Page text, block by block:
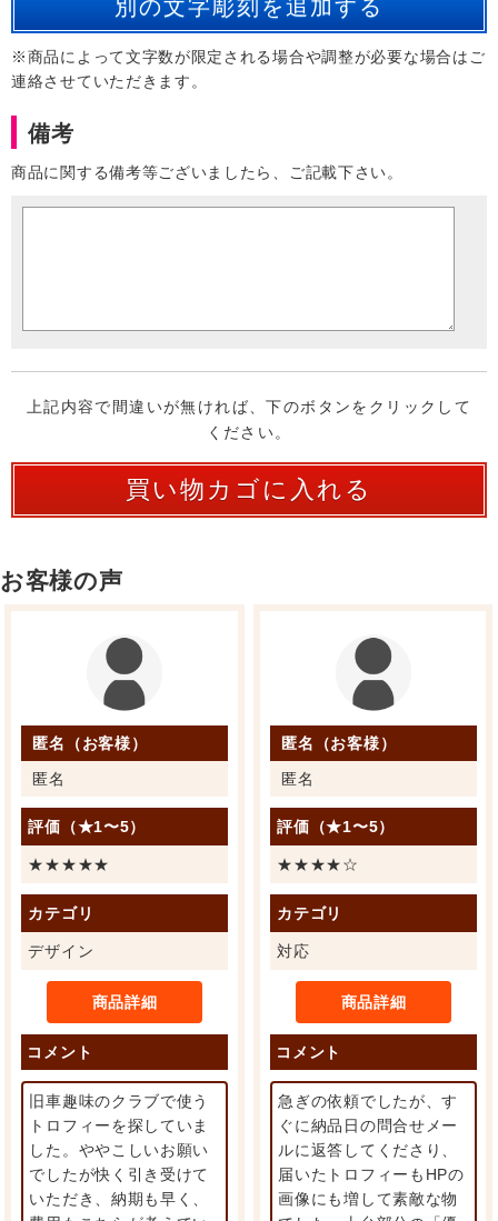
※商品によって文字数が限定される場合や調整が必要な場合はご
連絡させていただきます。
備考
商品に関する備考等ございましたら、ご記載下さい。
上記内容で間違いが無ければ、下のボタンをクリックして
ください。
お客様の声
匿名（お客様）
匿名
評価（★1〜5）
★★★★★
カテゴリ
デザイン
商品詳細
コメント
旧車趣味のクラブで使う
トロフィーを探していま
した。ややこしいお願い
でしたが快く引き受けて
いただき、納期も早く、
匿名（お客様）
匿名
評価（★1〜5）
★★★★☆
カテゴリ
対応
商品詳細
コメント
急ぎの依頼でしたが、す
ぐに納品日の問合せメー
ルに返答してくださり、
届いたトロフィーもHPの
画像にも増して素敵な物